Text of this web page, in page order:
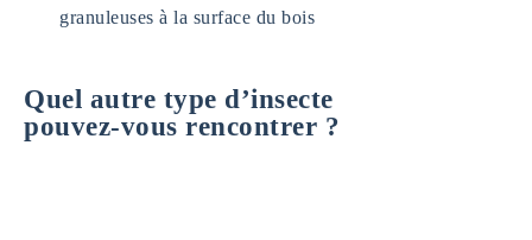
granuleuses à la surface du bois
Quel autre type d’insecte
pouvez-vous rencontrer ?